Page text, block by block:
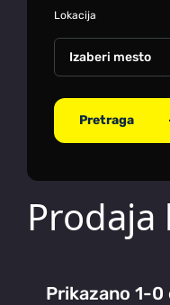
Lokacija
Izaberi mesto
Pretraga
Prodaja
Prikazano 1-